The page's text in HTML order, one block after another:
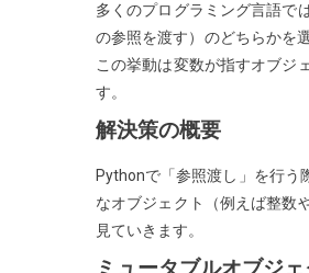
多くのプログラミング言語で
の参照を渡す）のどちらかを
この挙動は変数が指すオブジ
す。
解決策の概要
Pythonで「参照渡し」を行う
なオブジェクト（例えば整数
見ていきます。